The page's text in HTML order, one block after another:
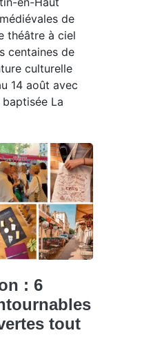
de
théâtre à ciel
centaines de
culturelle
14 août avec
La
: 6
tout